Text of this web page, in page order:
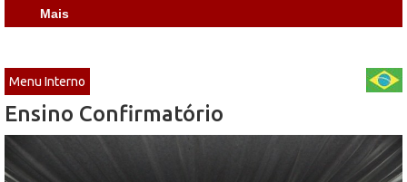
Mais
Menu Interno
Ensino Confirmatório